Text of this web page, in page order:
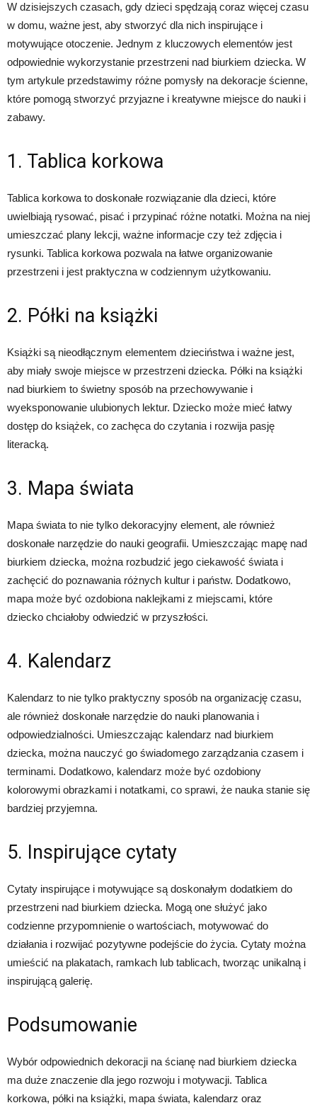
W dzisiejszych czasach, gdy dzieci spędzają coraz więcej czasu
w domu, ważne jest, aby stworzyć dla nich inspirujące i
motywujące otoczenie. Jednym z kluczowych elementów jest
odpowiednie wykorzystanie przestrzeni nad biurkiem dziecka. W
tym artykule przedstawimy różne pomysły na dekoracje ścienne,
które pomogą stworzyć przyjazne i kreatywne miejsce do nauki i
zabawy.
1. Tablica korkowa
Tablica korkowa to doskonałe rozwiązanie dla dzieci, które
uwielbiają rysować, pisać i przypinać różne notatki. Można na niej
umieszczać plany lekcji, ważne informacje czy też zdjęcia i
rysunki. Tablica korkowa pozwala na łatwe organizowanie
przestrzeni i jest praktyczna w codziennym użytkowaniu.
2. Półki na książki
Książki są nieodłącznym elementem dzieciństwa i ważne jest,
aby miały swoje miejsce w przestrzeni dziecka. Półki na książki
nad biurkiem to świetny sposób na przechowywanie i
wyeksponowanie ulubionych lektur. Dziecko może mieć łatwy
dostęp do książek, co zachęca do czytania i rozwija pasję
literacką.
3. Mapa świata
Mapa świata to nie tylko dekoracyjny element, ale również
doskonałe narzędzie do nauki geografii. Umieszczając mapę nad
biurkiem dziecka, można rozbudzić jego ciekawość świata i
zachęcić do poznawania różnych kultur i państw. Dodatkowo,
mapa może być ozdobiona naklejkami z miejscami, które
dziecko chciałoby odwiedzić w przyszłości.
4. Kalendarz
Kalendarz to nie tylko praktyczny sposób na organizację czasu,
ale również doskonałe narzędzie do nauki planowania i
odpowiedzialności. Umieszczając kalendarz nad biurkiem
dziecka, można nauczyć go świadomego zarządzania czasem i
terminami. Dodatkowo, kalendarz może być ozdobiony
kolorowymi obrazkami i notatkami, co sprawi, że nauka stanie się
bardziej przyjemna.
5. Inspirujące cytaty
Cytaty inspirujące i motywujące są doskonałym dodatkiem do
przestrzeni nad biurkiem dziecka. Mogą one służyć jako
codzienne przypomnienie o wartościach, motywować do
działania i rozwijać pozytywne podejście do życia. Cytaty można
umieścić na plakatach, ramkach lub tablicach, tworząc unikalną i
inspirującą galerię.
Podsumowanie
Wybór odpowiednich dekoracji na ścianę nad biurkiem dziecka
ma duże znaczenie dla jego rozwoju i motywacji. Tablica
korkowa, półki na książki, mapa świata, kalendarz oraz